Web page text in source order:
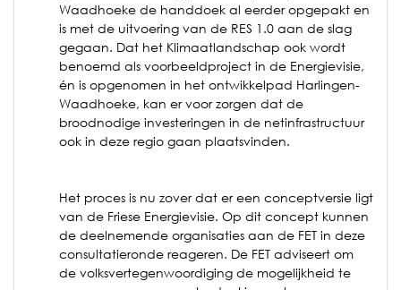
Waadhoeke de handdoek al eerder opgepakt en
is met de uitvoering van de RES 1.0 aan de slag
gegaan. Dat het Klimaatlandschap ook wordt
benoemd als voorbeeldproject in de Energievisie,
én is opgenomen in het ontwikkelpad Harlingen-
Waadhoeke, kan er voor zorgen dat de
broodnodige investeringen in de netinfrastructuur
ook in deze regio gaan plaatsvinden.
Het proces is nu zover dat er een conceptversie ligt
van de Friese Energievisie. Op dit concept kunnen
de deelnemende organisaties aan de FET in deze
consultatieronde reageren. De FET adviseert om
de volksvertegenwoordiging de mogelijkheid te